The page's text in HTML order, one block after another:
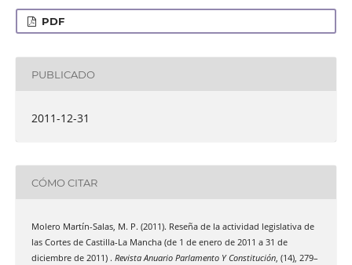
PDF
PUBLICADO
2011-12-31
CÓMO CITAR
Molero Martín-Salas, M. P. (2011). Reseña de la actividad legislativa de
las Cortes de Castilla-La Mancha (de 1 de enero de 2011 a 31 de
diciembre de 2011) . Revista Anuario Parlamento Y Constitución, (14), 279–